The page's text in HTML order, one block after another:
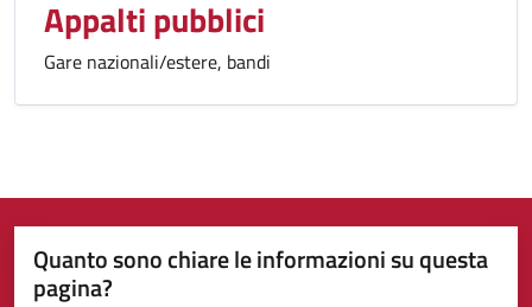
Appalti pubblici
Gare nazionali/estere, bandi
Quanto sono chiare le informazioni su questa
pagina?